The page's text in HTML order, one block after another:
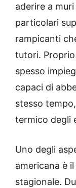
aderire a
particolari
rampicanti
tutori.
spesso
capaci di
stesso
termico degli
Uno degli
americana è
stagionale.